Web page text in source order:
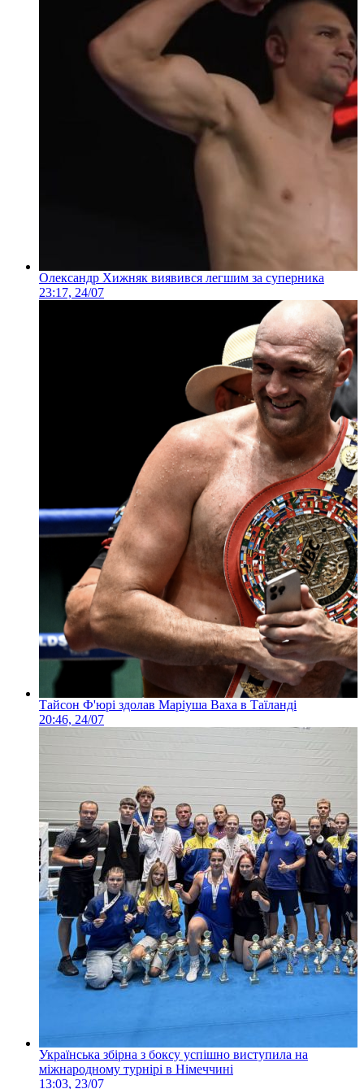
Олександр Хижняк виявився легшим за суперника
23:17, 24/07
Тайсон Ф'юрі здолав Маріуша Ваха в Таїланді
20:46, 24/07
Українська збірна з боксу успішно виступила на
міжнародному турнірі в Німеччині
13:03, 23/07